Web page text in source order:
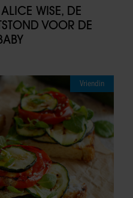
WISE, DE
VOOR DE
Vriendin